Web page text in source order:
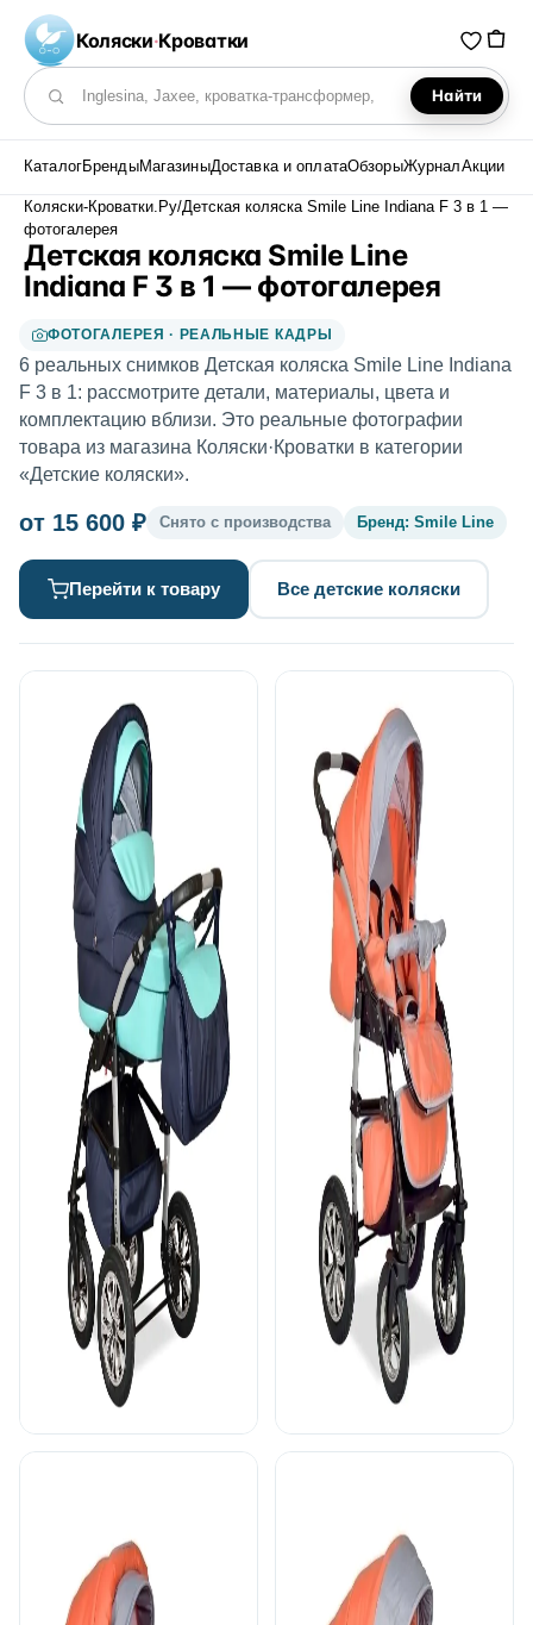
Коляски·Кроватки
Поиск по каталогу
Найти
КаталогБрендыМагазиныДоставка и оплатаОбзорыЖурналАкции
Коляски-Кроватки.Ру/Детская коляска Smile Line Indiana F 3 в 1 —
фотогалерея
Детская коляска Smile Line
Indiana F 3 в 1 — фотогалерея
ФОТОГАЛЕРЕЯ · РЕАЛЬНЫЕ КАДРЫ
6 реальных снимков Детская коляска Smile Line Indiana
F 3 в 1: рассмотрите детали, материалы, цвета и
комплектацию вблизи. Это реальные фотографии
товара из магазина Коляски·Кроватки в категории
«Детские коляски».
от 15 600 ₽ Снято с производства Бренд: Smile Line
Перейти к товару Все детские коляски